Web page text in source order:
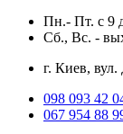
Пн.- Пт. с 9
Сб., Вс. -
г. Киев,
098 093 42
067 954 88